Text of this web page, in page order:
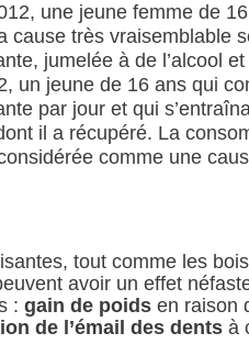
une jeune femme de
cause très vraisemblable
jumelée à de l’alcool
un jeune de 16 ans qui
par jour et qui
il a récupéré. La
comme une
tout comme les
avoir un effet
: gain de poids en raison
de l’émail des dents à